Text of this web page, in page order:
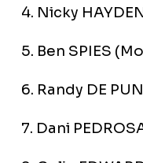
Rezultate
1.
2. Jorge
3. Andrea